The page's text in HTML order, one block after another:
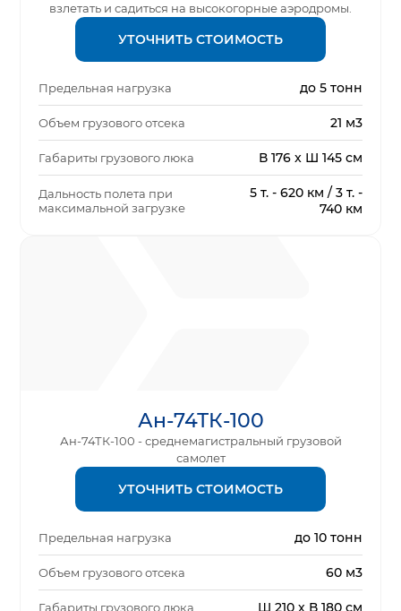
взлетать и садиться на высокогорные аэродромы.
УТОЧНИТЬ СТОИМОСТЬ
Предельная нагрузка до 5 тонн
Объем грузового отсека 21 м3
Габариты грузового люка В 176 x Ш 145 см
Дальность полета при
максимальной загрузке
5 т. - 620 км / 3 т. -
740 км
Ан-74ТК-100
Ан-74ТК-100 - среднемагистральный грузовой
самолет
УТОЧНИТЬ СТОИМОСТЬ
Предельная нагрузка до 10 тонн
Объем грузового отсека 60 м3
Габариты грузового люка Ш 210 х В 180 см